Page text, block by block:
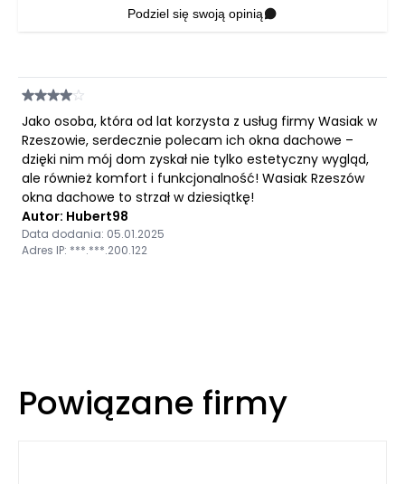
Podziel się swoją opinią
Jako osoba, która od lat korzysta z usług firmy Wasiak w
Rzeszowie, serdecznie polecam ich okna dachowe –
dzięki nim mój dom zyskał nie tylko estetyczny wygląd,
ale również komfort i funkcjonalność! Wasiak Rzeszów
okna dachowe to strzał w dziesiątkę!
Autor: Hubert98
Data dodania: 05.01.2025
Adres IP: ***.***.200.122
Powiązane firmy